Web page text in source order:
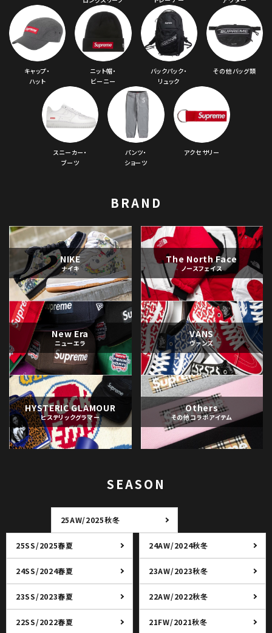
キャップ・
ハット
ニット帽・
ビーニー
バックパック・
リュック
その他バッグ類
スニーカー・
ブーツ
パンツ・
ショーツ
アクセサリー
BRAND
NIKE
ナイキ
The North Face
ノースフェイス
New Era
ニューエラ
VANS
ヴァンズ
HYSTERIC GLAMOUR
ヒステリックグラマー
Others
その他コラボアイテム
SEASON
25AW/2025秋冬
25SS/2025春夏 24AW/2024秋冬
24SS/2024春夏 23AW/2023秋冬
23SS/2023春夏 22AW/2022秋冬
22SS/2022春夏 21FW/2021秋冬